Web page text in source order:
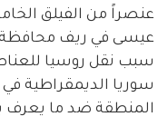
عنصراً من الفيلق
عيسى في ريف
سبب نقل روسيا
سوريا الديمقراطية
المنطقة ضد ما يعرف